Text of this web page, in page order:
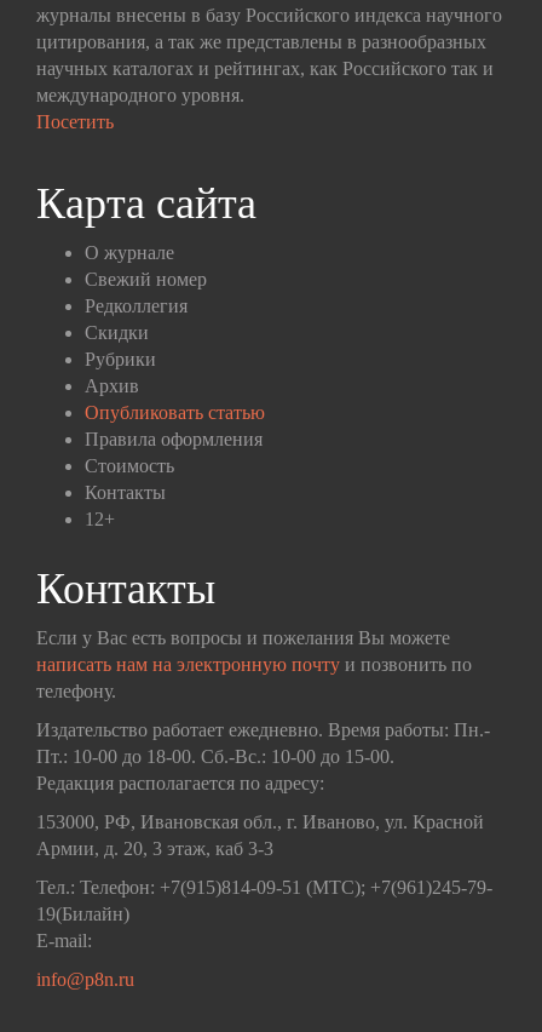
журналы внесены в базу Российского индекса научного
цитирования, а так же представлены в разнообразных
научных каталогах и рейтингах, как Российского так и
международного уровня.
Посетить
Карта сайта
О журнале
Свежий номер
Редколлегия
Скидки
Рубрики
Архив
Опубликовать статью
Правила оформления
Стоимость
Контакты
12+
Контакты
Если у Вас есть вопросы и пожелания Вы можете
написать нам на электронную почту и позвонить по
телефону.
Издательство работает ежедневно. Время работы: Пн.-
Пт.: 10-00 до 18-00. Сб.-Вс.: 10-00 до 15-00.
Редакция располагается по адресу:
153000, РФ, Ивановская обл., г. Иваново, ул. Красной
Армии, д. 20, 3 этаж, каб 3-3
Тел.: Телефон: +7(915)814-09-51 (МТС); +7(961)245-79-
19(Билайн)
E-mail:
info@p8n.ru